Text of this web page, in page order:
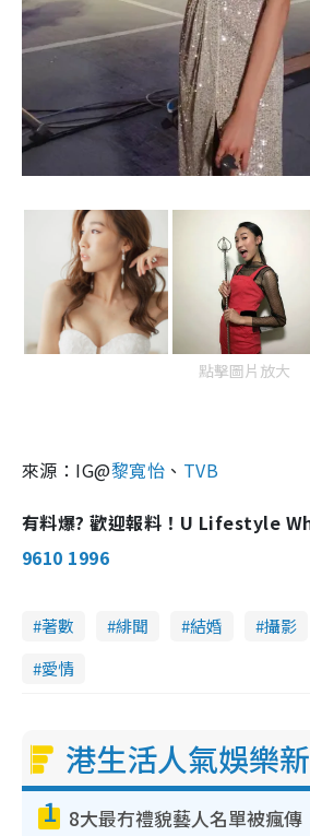
點擊圖片放大
來源：IG@黎寬怡 、 TVB
有料爆? 歡迎報料！U Lifestyle
9610 1996
著數 緋聞 結婚 攝影
愛情
港生活人氣娛樂
1